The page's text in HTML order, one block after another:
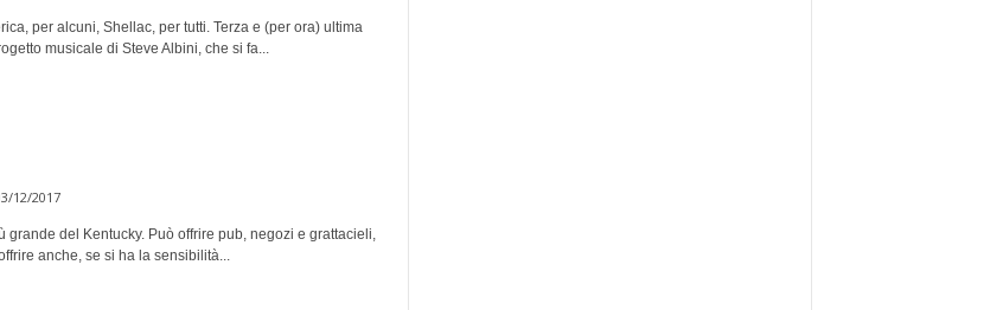
per alcuni, Shellac, per tutti. Terza e (per ora) ultima
musicale di Steve Albini, che si fa...
12/2017
grande del Kentucky. Può offrire pub, negozi e grattacieli,
anche, se si ha la sensibilità...